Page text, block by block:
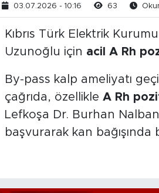
03.07.2026 - 10:16 63
Kıbrıs Türk Elektrik
Uzunoğlu için acil A Rh
By-pass kalp ameliyatı
çağrıda, özellikle A Rh
Lefkoşa Dr. Burhan
başvurarak kan bağışında